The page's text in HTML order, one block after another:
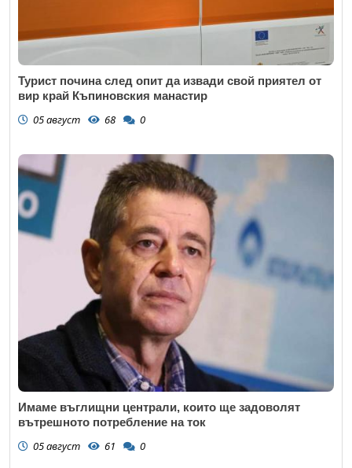
Турист почина след опит да извади свой приятел от
вир край Къпиновския манастир
05 август 68 0
Имаме въглищни централи, които ще задоволят
вътрешното потребление на ток
05 август 61 0